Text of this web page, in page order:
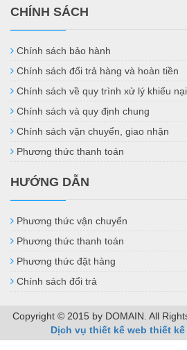
CHÍNH SÁCH
Chính sách bảo hành
Chính sách đổi trả hàng và hoàn tiền
Chính sách về quy trình xử lý khiếu nại
Chính sách và quy định chung
Chính sách vận chuyển, giao nhận
Phương thức thanh toán
HƯỚNG DẪN
Phương thức vận chuyển
Phương thức thanh toán
Phương thức đặt hàng
Chính sách đổi trả
Copyright © 2015 by DOMAIN. All
Dịch vụ thiết kế web thiết kế